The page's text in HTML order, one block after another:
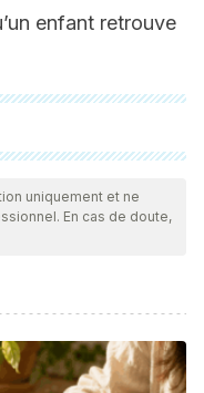
enfant retrouve
en profondeur
leur fiabilité, leur
de cet article a été
A. M., & Alvarado-
en dientes
,2(6), 1288-
uniquement et ne
En cas de doute,